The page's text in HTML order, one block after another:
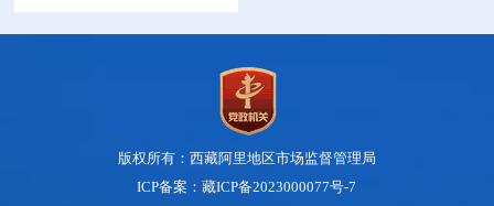
版权所有：西藏阿里地区市场监督管理局
ICP备案：藏ICP备2023000077号-7